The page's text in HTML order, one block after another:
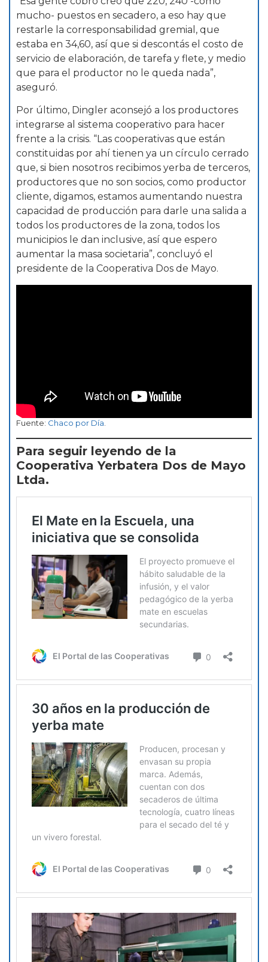
mucho- puestos en secadero, a eso hay que
restarle la corresponsabilidad gremial, que
estaba en 34,60, así que si descontás el costo de
servicio de elaboración, de tarefa y flete, y medio
que para el productor no le queda nada”,
aseguró.
Por último, Dingler aconsejó a los productores
integrarse al sistema cooperativo para hacer
frente a la crisis. “Las cooperativas que están
constituidas por ahí tienen ya un círculo cerrado
que, si bien nosotros recibimos yerba de terceros,
productores que no son socios, como productor
cliente, digamos, estamos aumentando nuestra
capacidad de producción para darle una salida a
todos los productores de la zona, todos los
municipios le dan inclusive, así que espero
aumentar la masa societaria”, concluyó el
presidente de la Cooperativa Dos de Mayo.
Fuente: Chaco por Día
Para seguir leyendo de la
Cooperativa Yerbatera Dos de Mayo
Ltda.